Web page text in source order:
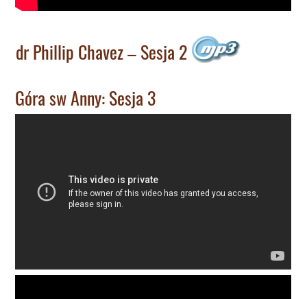
dr Phillip Chavez – Sesja 2
Góra sw Anny: Sesja 3